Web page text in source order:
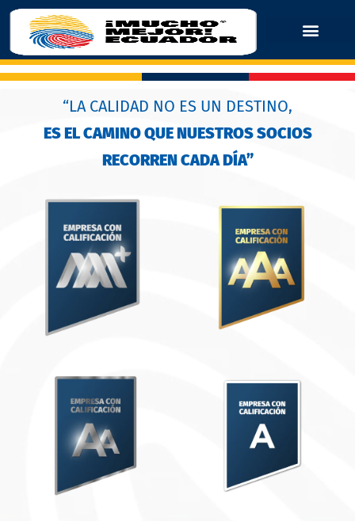
“LA CALIDAD NO ES UN DESTINO,
ES EL CAMINO QUE NUESTROS SOCIOS
RECORREN CADA DÍA”